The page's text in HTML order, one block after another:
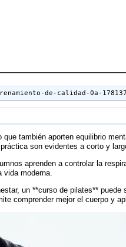
de-calidad-0a-
también aporten equilibrio
son evidentes a corto y
aprenden a controlar la
moderna.
un **curso de pilates**
comprender mejor el cuerpo y